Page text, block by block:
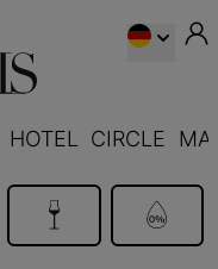
HOTEL CIRCLE